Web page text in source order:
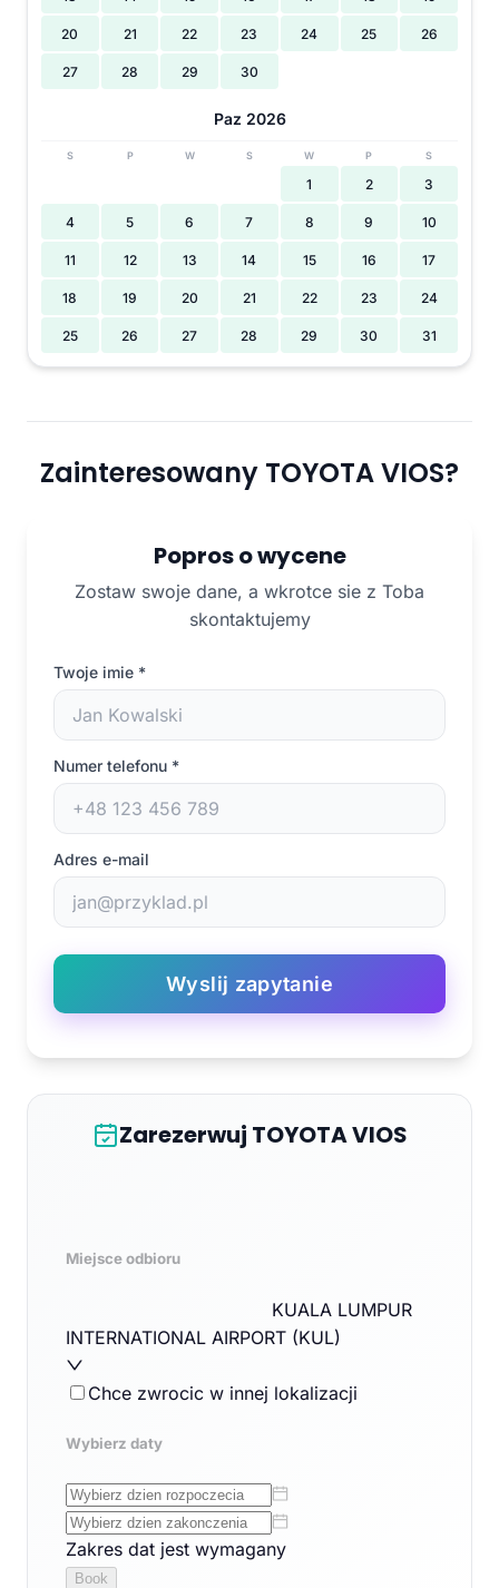
20 21 22 23 24 25 26
27 28 29 30
Paz 2026
S P W S W P S
1 2 3
4 5 6 7 8 9 10
11 12 13 14 15 16 17
18 19 20 21 22 23 24
25 26 27 28 29 30 31
Zainteresowany TOYOTA VIOS?
Popros o wycene
Zostaw swoje dane, a wkrotce sie z Toba
skontaktujemy
Twoje imie *
Numer telefonu *
Adres e-mail
Wyslij zapytanie
Zarezerwuj TOYOTA VIOS